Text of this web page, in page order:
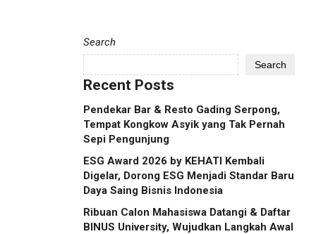
Search
Search
Recent Posts
Pendekar Bar & Resto Gading Serpong,
Tempat Kongkow Asyik yang Tak Pernah
Sepi Pengunjung
ESG Award 2026 by KEHATI Kembali
Digelar, Dorong ESG Menjadi Standar Baru
Daya Saing Bisnis Indonesia
Ribuan Calon Mahasiswa Datangi & Daftar
BINUS University, Wujudkan Langkah Awal